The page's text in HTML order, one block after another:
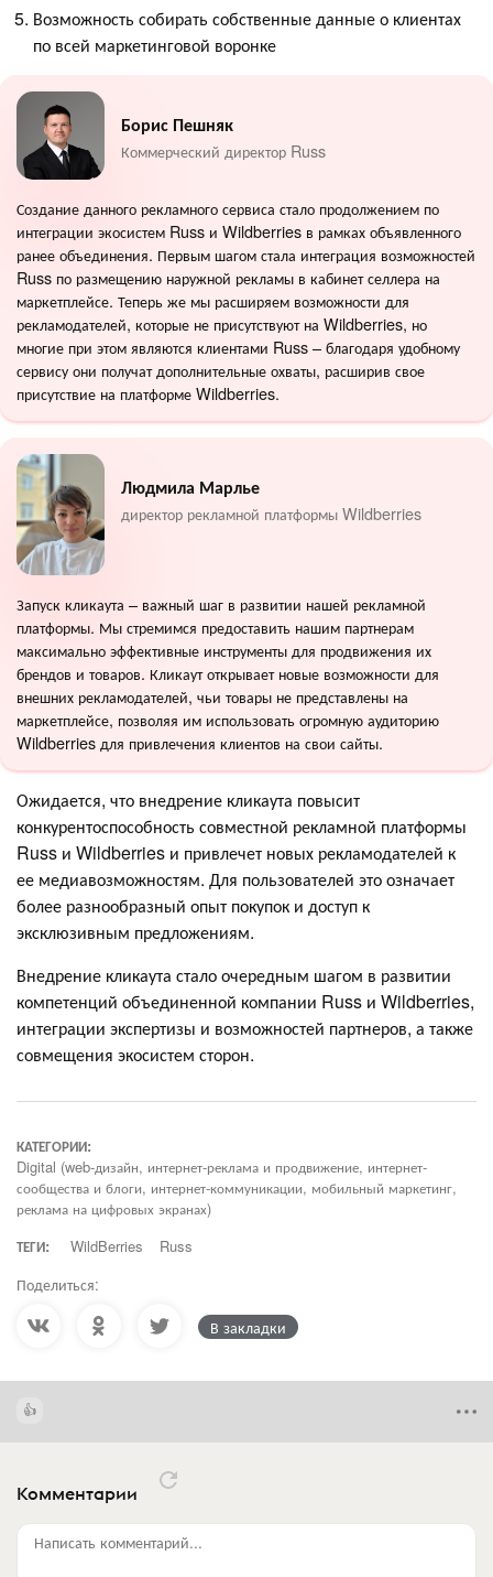
Возможность собирать собственные данные о клиентах
по всей маркетинговой воронке
Борис Пешняк
Коммерческий директор Russ
Создание данного рекламного сервиса стало продолжением по
интеграции экосистем Russ и Wildberries в рамках объявленного
ранее объединения. Первым шагом стала интеграция возможностей
Russ по размещению наружной рекламы в кабинет селлера на
маркетплейсе. Теперь же мы расширяем возможности для
рекламодателей, которые не присутствуют на Wildberries, но
многие при этом являются клиентами Russ – благодаря удобному
сервису они получат дополнительные охваты, расширив свое
присутствие на платформе Wildberries.
Людмила Марлье
директор рекламной платформы Wildberries
Запуск кликаута – важный шаг в развитии нашей рекламной
платформы. Мы стремимся предоставить нашим партнерам
максимально эффективные инструменты для продвижения их
брендов и товаров. Кликаут открывает новые возможности для
внешних рекламодателей, чьи товары не представлены на
маркетплейсе, позволяя им использовать огромную аудиторию
Wildberries для привлечения клиентов на свои сайты.
Ожидается, что внедрение кликаута повысит
конкурентоспособность совместной рекламной платформы
Russ и Wildberries и привлечет новых рекламодателей к
ее медиавозможностям. Для пользователей это означает
более разнообразный опыт покупок и доступ к
эксклюзивным предложениям.
Внедрение кликаута стало очередным шагом в развитии
компетенций объединенной компании Russ и Wildberries,
интеграции экспертизы и возможностей партнеров, а также
совмещения экосистем сторон.
КАТЕГОРИИ:
Digital (web-дизайн, интернет-реклама и продвижение, интернет-
сообщества и блоги, интернет-коммуникации, мобильный маркетинг,
реклама на цифровых экранах)
ТЕГИ:
WildBerries Russ
Поделиться:
В закладки
Комментарии
Написать комментарий...